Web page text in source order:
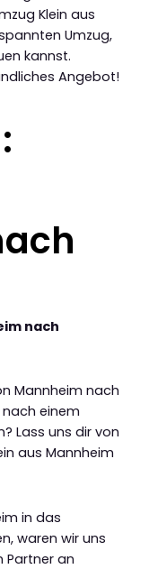
Klein aus
Umzug,
kannst.
Angebot!
nach
Mannheim nach
einem
Lass uns dir von
aus Mannheim
in das
waren wir uns
Partner an